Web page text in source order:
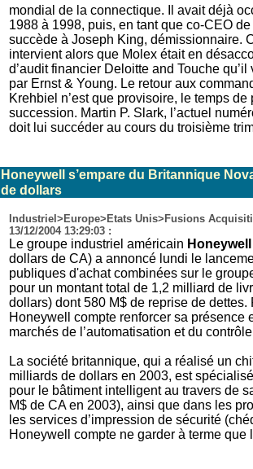
mondial de la connectique. Il avait déjà
1988 à 1998, puis, en tant que co-CEO
succède à Joseph King, démissionnaire.
intervient alors que Molex était en
d’audit financier Deloitte and Touche
par Ernst & Young. Le retour aux
Krehbiel n’est que provisoire, le temps de
succession. Martin P. Slark, l’actuel
doit lui succéder au cours du troisième
Honeywell s’empare du Britannique
de dollars
Industriel>Europe>Etats Unis>Fusions
13/12/2004 13:29:03 :
Le groupe industriel américain Honeywell
dollars de CA) a annoncé lundi le
publiques d'achat combinées sur le
pour un montant total de 1,2 milliard de
dollars) dont 580 M$ de reprise de dettes.
Honeywell compte renforcer sa présence
marchés de l’automatisation et du
La société britannique, qui a réalisé un
milliards de dollars en 2003, est
pour le bâtiment intelligent au travers de
M$ de CA en 2003), ainsi que dans les
les services d’impression de sécurité
Honeywell compte ne garder à terme que